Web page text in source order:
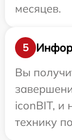
месяцев.
5
Вы
iconBIT, и
технику